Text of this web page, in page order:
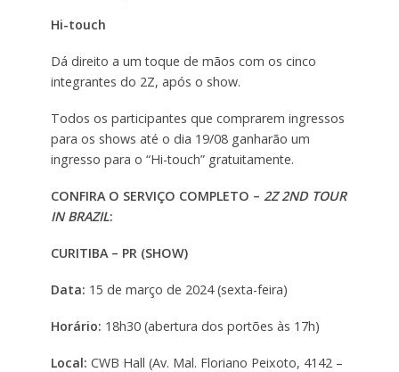
Hi-touch
Dá direito a um toque de mãos com os cinco
integrantes do 2Z, após o show.
Todos os participantes que comprarem ingressos
para os shows até o dia 19/08 ganharão um
ingresso para o “Hi-touch” gratuitamente.
CONFIRA O SERVIÇO COMPLETO – 2Z 2ND TOUR
IN BRAZIL:
CURITIBA – PR (SHOW)
Data: 15 de março de 2024 (sexta-feira)
Horário: 18h30 (abertura dos portões às 17h)
Local: CWB Hall (Av. Mal. Floriano Peixoto, 4142 –